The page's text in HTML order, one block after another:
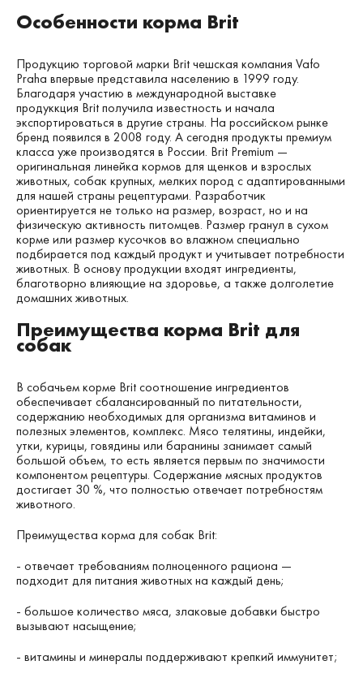
Особенности корма Brit
Продукцию торговой марки Brit чешская компания Vafo
Praha впервые представила населению в 1999 году.
Благодаря участию в международной выставке
продуккция Brit получила известность и начала
экспортироваться в другие страны. На российском рынке
бренд появился в 2008 году. А сегодня продукты премиум
класса уже производятся в России. Brit Premium —
оригинальная линейка кормов для щенков и взрослых
животных, собак крупных, мелких пород с адаптированными
для нашей страны рецептурами. Разработчик
ориентируется не только на размер, возраст, но и на
физическую активность питомцев. Размер гранул в сухом
корме или размер кусочков во влажном специально
подбирается под каждый продукт и учитывает потребности
животных. В основу продукции входят ингредиенты,
благотворно влияющие на здоровье, а также долголетие
домашних животных.
Преимущества корма Brit для
собак
В собачьем корме Brit соотношение ингредиентов
обеспечивает сбалансированный по питательности,
содержанию необходимых для организма витаминов и
полезных элементов, комплекс. Мясо телятины, индейки,
утки, курицы, говядины или баранины занимает самый
большой объем, то есть является первым по значимости
компонентом рецептуры. Содержание мясных продуктов
достигает 30 %, что полностью отвечает потребностям
животного.
Преимущества корма для собак Brit:
- отвечает требованиям полноценного рациона —
подходит для питания животных на каждый день;
- большое количество мяса, злаковые добавки быстро
вызывают насыщение;
- витамины и минералы поддерживают крепкий иммунитет;